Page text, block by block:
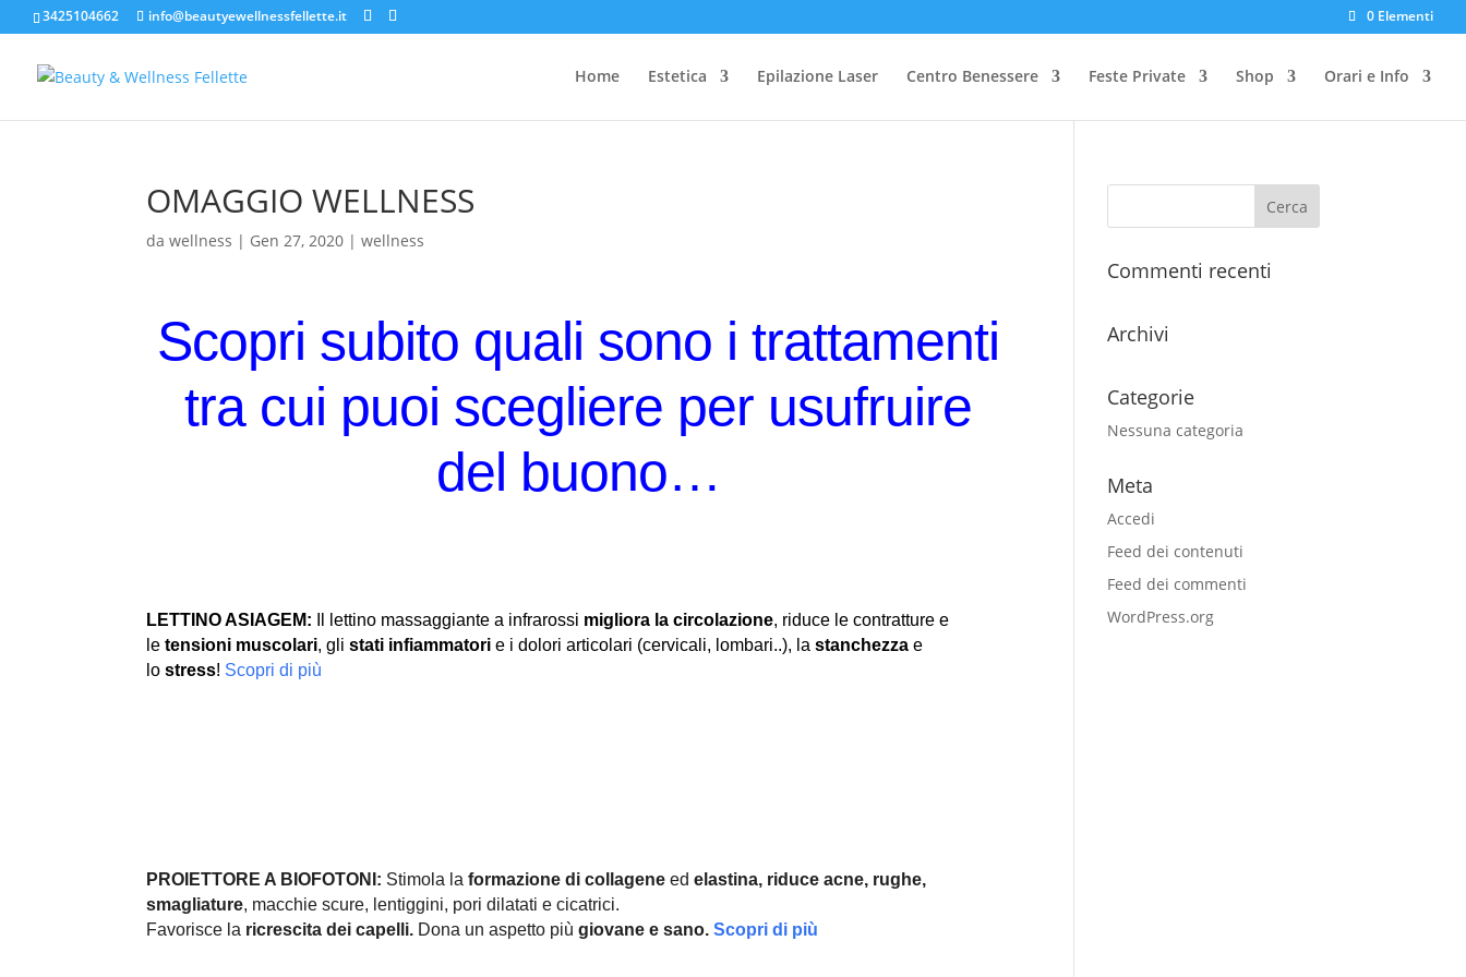
3425104662 info@beautyewellnessfellette.it 0 Elementi
Home Estetica Epilazione Laser Centro Benessere Feste Private Shop Orari e Info
OMAGGIO WELLNESS
dawellness | Gen 27, 2020 |wellness
Scopri subito quali sono i trattamenti
tra cui puoi scegliere per usufruire
del buono…
LETTINO ASIAGEM: Il lettino massaggiante a infrarossi migliora la circolazione, riduce le contratture e
letensioni muscolari, glistati infiammatorie i dolori articolari (cervicali, lombari..), lastanchezza e
lostress! Scopri di più
PROIETTORE A BIOFOTONI: Stimola la formazione di collageneed elastina, riduce acne, rughe,
smagliature, macchie scure, lentiggini, pori dilatati e cicatrici.
Favorisce la ricrescita dei capelli. Dona un aspetto piùgiovane e sano.Scopri di più
Commenti recenti
Archivi
Categorie
Nessuna categoria
Meta
Accedi
Feed dei contenuti
Feed dei commenti
WordPress.org